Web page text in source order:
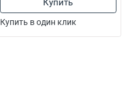
Купить
Купить в один клик